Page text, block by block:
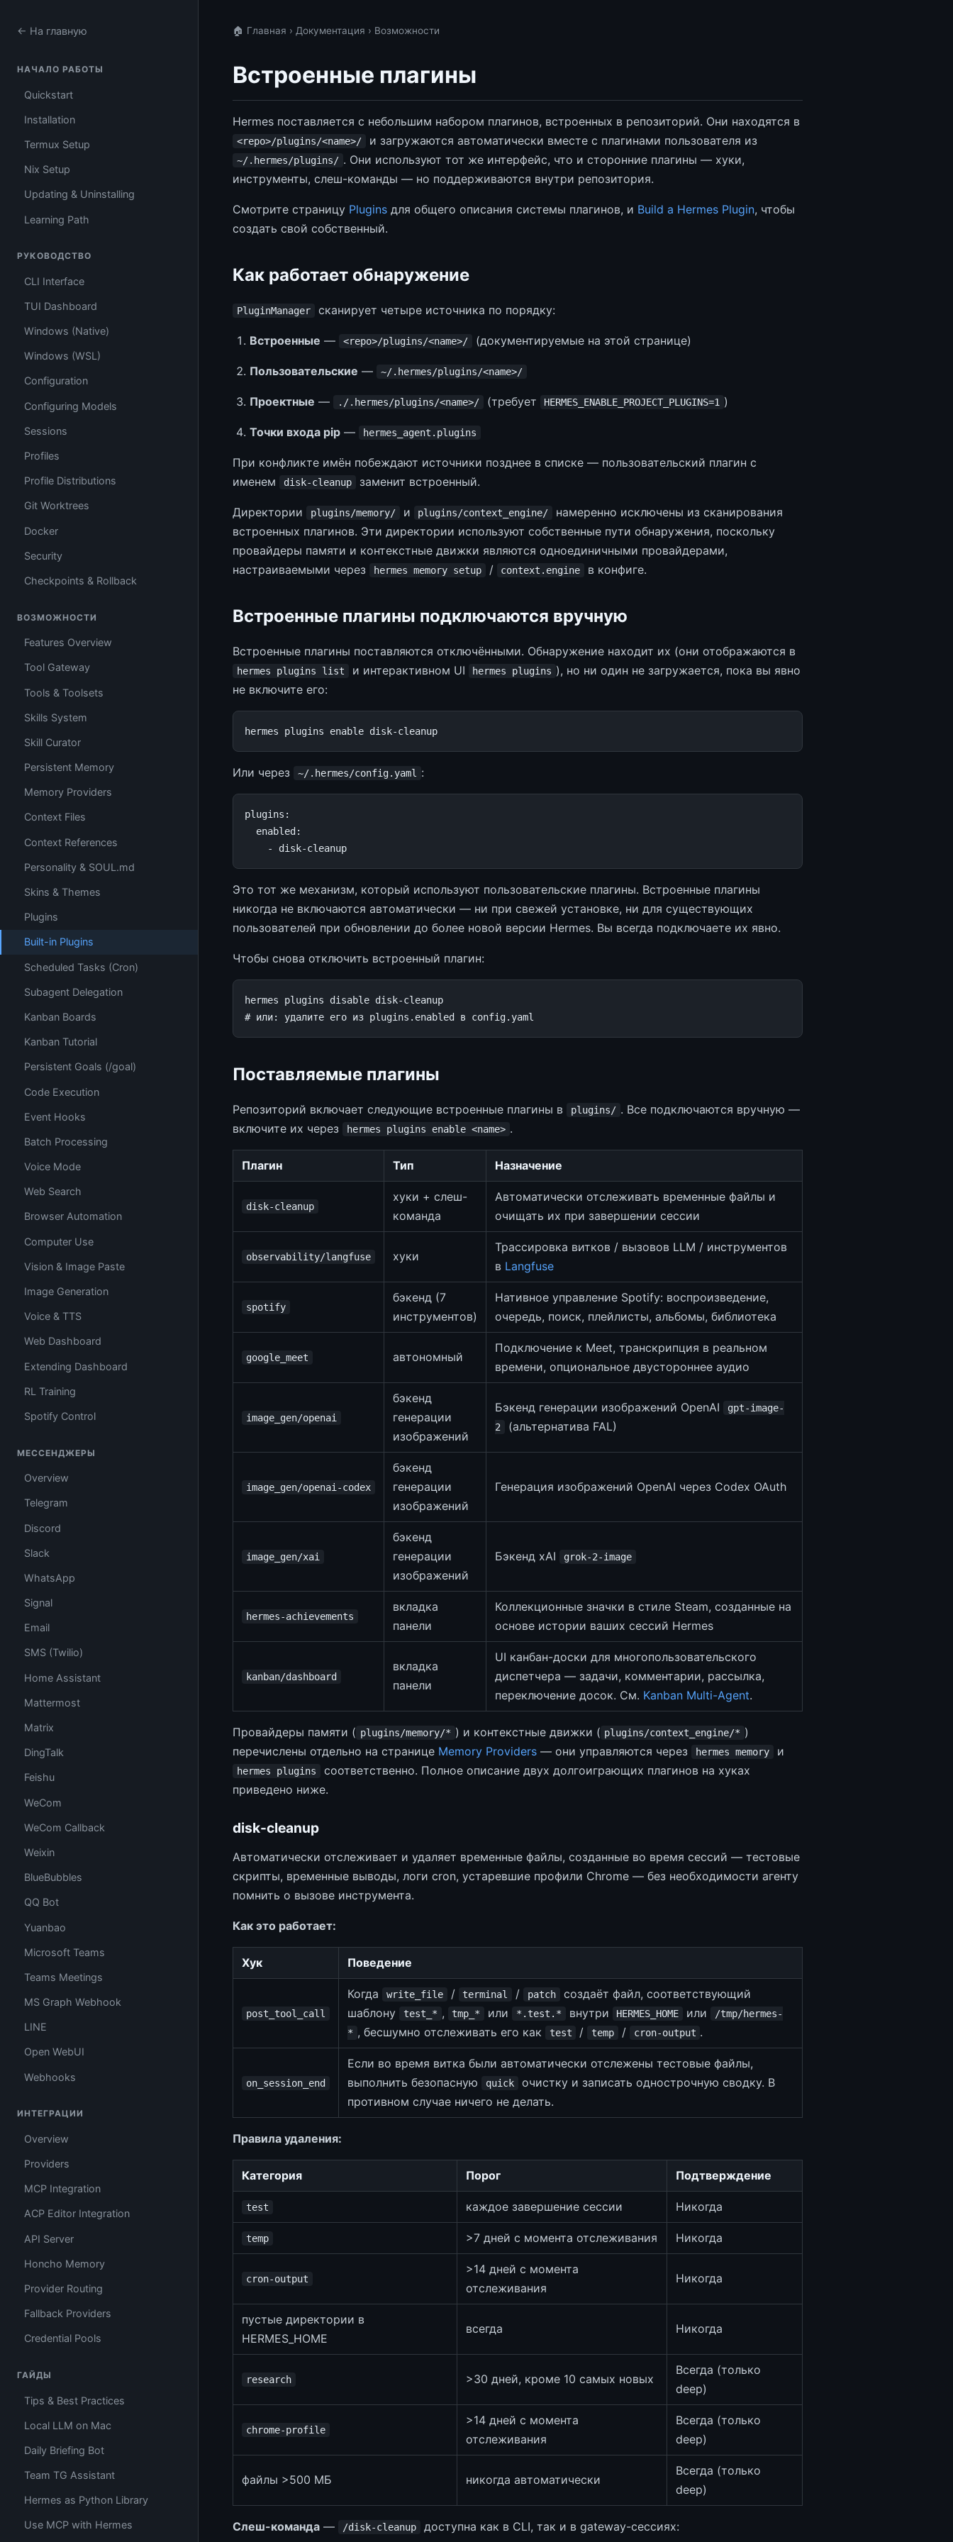
← На главную
НАЧАЛО РАБОТЫ
Quickstart
Installation
Termux Setup
Nix Setup
Updating & Uninstalling
Learning Path
РУКОВОДСТВО
CLI Interface
TUI Dashboard
Windows (Native)
Windows (WSL)
Configuration
Configuring Models
Sessions
Profiles
Profile Distributions
Git Worktrees
Docker
Security
Checkpoints & Rollback
ВОЗМОЖНОСТИ
Features Overview
Tool Gateway
Tools & Toolsets
Skills System
Skill Curator
Persistent Memory
Memory Providers
Context Files
Context References
Personality & SOUL.md
Skins & Themes
Plugins
Built-in Plugins
Scheduled Tasks (Cron)
Subagent Delegation
Kanban Boards
Kanban Tutorial
Persistent Goals (/goal)
Code Execution
Event Hooks
Batch Processing
Voice Mode
Web Search
Browser Automation
Computer Use
Vision & Image Paste
Image Generation
Voice & TTS
Web Dashboard
Extending Dashboard
RL Training
Spotify Control
МЕССЕНДЖЕРЫ
Overview
Telegram
Discord
Slack
WhatsApp
Signal
Email
SMS (Twilio)
Home Assistant
Mattermost
Matrix
DingTalk
Feishu
WeCom
WeCom Callback
Weixin
BlueBubbles
QQ Bot
Yuanbao
Microsoft Teams
Teams Meetings
MS Graph Webhook
LINE
Open WebUI
Webhooks
ИНТЕГРАЦИИ
Overview
Providers
MCP Integration
ACP Editor Integration
API Server
Honcho Memory
Provider Routing
Fallback Providers
Credential Pools
ГАЙДЫ
Tips & Best Practices
Local LLM on Mac
Daily Briefing Bot
Team TG Assistant
Hermes as Python Library
Use MCP with Hermes
🏠 Главная › Документация › Возможности
Встроенные плагины
Hermes поставляется с небольшим набором плагинов, встроенных в репозиторий. Они находятся в
<repo>/plugins/<name>/ и загружаются автоматически вместе с плагинами пользователя из
~/.hermes/plugins/ . Они используют тот же интерфейс, что и сторонние плагины — хуки,
инструменты, слеш-команды — но поддерживаются внутри репозитория.
Смотрите страницу Plugins для общего описания системы плагинов, и Build a Hermes Plugin, чтобы
создать свой собственный.
Как работает обнаружение
PluginManager сканирует четыре источника по порядку:
Встроенные — <repo>/plugins/<name>/ (документируемые на этой странице)
Пользовательские — ~/.hermes/plugins/<name>/
Проектные — ./.hermes/plugins/<name>/ (требует HERMES_ENABLE_PROJECT_PLUGINS=1 )
Точки входа pip — hermes_agent.plugins
При конфликте имён побеждают источники позднее в списке — пользовательский плагин с
именем
disk-cleanup заменит встроенный.
Директории plugins/memory/ и plugins/context_engine/
намеренно исключены из сканирования
встроенных плагинов. Эти директории используют собственные пути обнаружения, поскольку
провайдеры памяти и контекстные движки являются одноединичными провайдерами,
настраиваемыми через
hermes memory setup / context.engine в конфиге.
Встроенные плагины подключаются вручную
Встроенные плагины поставляются отключёнными. Обнаружение находит их (они отображаются в
hermes plugins list и интерактивном UI hermes plugins ), но ни один не загружается, пока вы явно
не включите его:
hermes plugins enable
Или через ~/.hermes/config.yaml :
plugins :
enabled :
-
disk-cleanup
Это тот же механизм, который используют пользовательские плагины. Встроенные плагины
никогда не включаются автоматически — ни при свежей установке, ни для существующих
пользователей при обновлении до более новой версии Hermes. Вы всегда подключаете их явно.
Чтобы снова отключить встроенный плагин:
hermes plugins disable
# или: удалите его из plugins.enabled в config.yaml
Поставляемые плагины
Репозиторий включает следующие встроенные плагины в plugins/ . Все подключаются вручную —
включите их через
hermes plugins enable <name> .
Плагин Тип Назначение
disk-cleanup
хуки + слеш-
команда
Автоматически отслеживать временные файлы и
очищать их при завершении сессии
observability/langfuse хуки
Трассировка витков / вызовов LLM / инструментов
в Langfuse
spotify
бэкенд (7
инструментов)
Нативное управление Spotify: воспроизведение,
очередь, поиск, плейлисты, альбомы, библиотека
google_meet автономный
Подключение к Meet, транскрипция в реальном
времени, опциональное двустороннее аудио
image_gen/openai
бэкенд
генерации
изображений
Бэкенд генерации изображений OpenAI
gpt-image-
2
(альтернатива FAL)
image_gen/openai-codex
бэкенд
генерации
изображений
Генерация изображений OpenAI через Codex OAuth
image_gen/xai
бэкенд
генерации
изображений
Бэкенд xAI grok-2-image
hermes-achievements
вкладка
панели
Коллекционные значки в стиле Steam, созданные на
основе истории ваших сессий Hermes
kanban/dashboard
вкладка
панели
UI канбан-доски для многопользовательского
диспетчера — задачи, комментарии, рассылка,
переключение досок. См. Kanban Multi-Agent.
Провайдеры памяти ( plugins/memory/* ) и контекстные движки ( plugins/context_engine/* )
перечислены отдельно на странице Memory Providers — они управляются через hermes memory и
hermes plugins
соответственно. Полное описание двух долгоиграющих плагинов на хуках
приведено ниже.
disk-cleanup
Автоматически отслеживает и удаляет временные файлы, созданные во время сессий — тестовые
скрипты, временные выводы, логи cron, устаревшие профили Chrome — без необходимости агенту
помнить о вызове инструмента.
Как это работает:
Хук Поведение
post_tool_call
Когда write_file / terminal / patch
создаёт файл, соответствующий
шаблону
test_* , tmp_* или *.test.* внутри HERMES_HOME или
/tmp/hermes-
* , бесшумно отслеживать его как test / temp / cron-output .
on_session_end
Если во время витка были автоматически отслежены тестовые файлы,
выполнить безопасную
quick
очистку и записать однострочную сводку. В
противном случае ничего не делать.
Правила удаления:
Категория Порог Подтверждение
test каждое завершение сессии Никогда
temp >7 дней с момента отслеживания Никогда
cron-output
>14 дней с момента
отслеживания
Никогда
пустые директории в
HERMES_HOME
всегда Никогда
research >30 дней, кроме 10 самых новых
Всегда (только
deep)
chrome-profile
>14 дней с момента
отслеживания
Всегда (только
deep)
файлы >500 МБ никогда автоматически
Всегда (только
deep)
Слеш-команда — /disk-cleanup доступна как в CLI, так и в gateway-сессиях: